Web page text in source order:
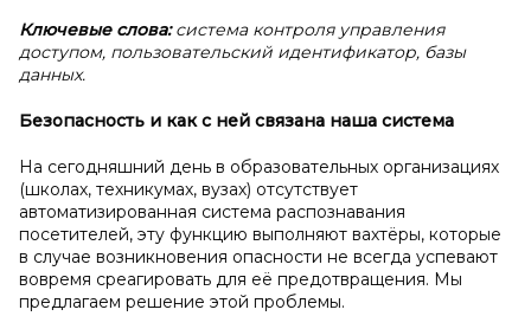
Ключевые слова:система контроля управления
доступом, пользовательский идентификатор, базы
данных.
Безопасность и как с ней связана наша система
На сегодняшний день в образовательных организациях
(школах, техникумах, вузах) отсутствует
автоматизированная система распознавания
посетителей, эту функцию выполняют вахтёры, которые
в случае возникновения опасности не всегда успевают
вовремя среагировать для её предотвращения. Мы
предлагаем решение этой проблемы.